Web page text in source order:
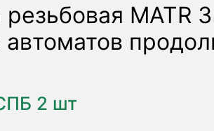
MATR
2 шт